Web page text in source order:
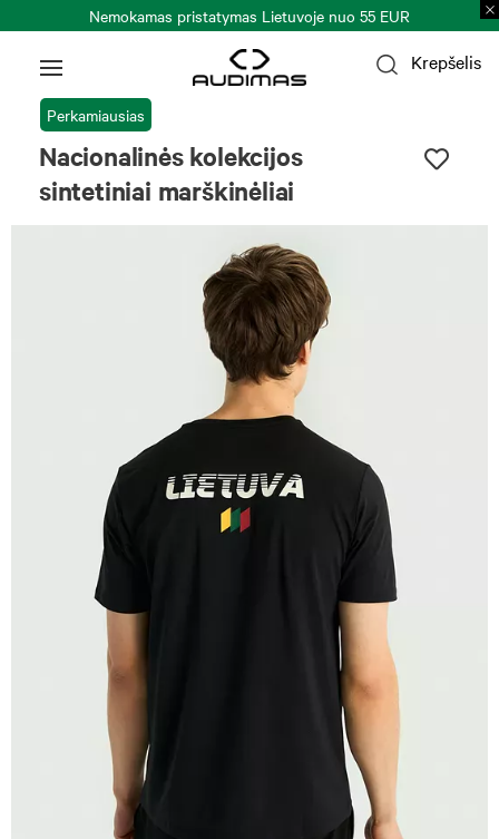
Nemokamas pristatymas Lietuvoje nuo 55 EUR
Krepšelis
Perkamiausias
Nacionalinės kolekcijos
sintetiniai marškinėliai